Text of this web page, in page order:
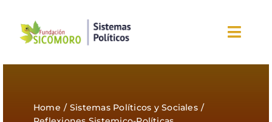
contenido
Sobre la fundación
Home
Sistemas Políticos y Sociales